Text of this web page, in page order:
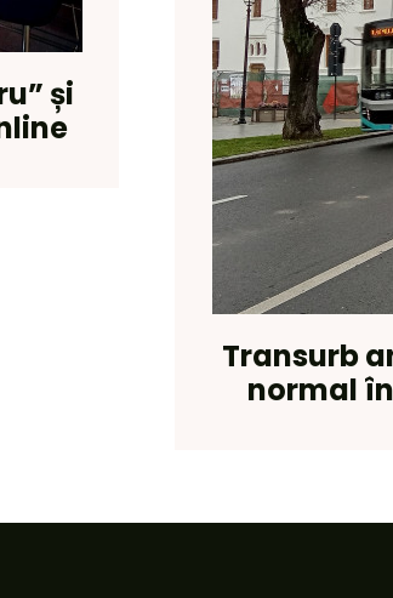
și
Transurb
normal